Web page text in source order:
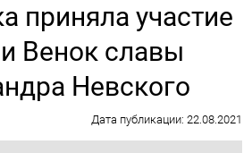
приняла участие
Венок славы
Невского
Дата публикации: 22.08.2021